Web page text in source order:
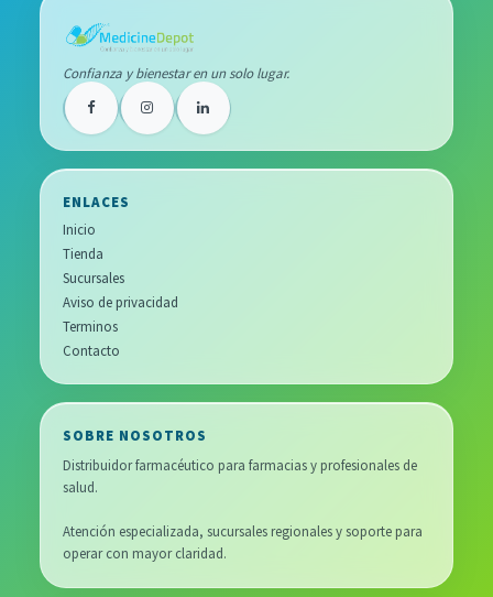
Confianza y bienestar en un solo lugar.
ENLACES
Inicio
Tienda
Sucursales
Aviso de privacidad
Terminos
Contacto
SOBRE NOSOTROS
Distribuidor farmacéutico para farmacias y profesionales de
salud.
Atención especializada, sucursales regionales y soporte para
operar con mayor claridad.